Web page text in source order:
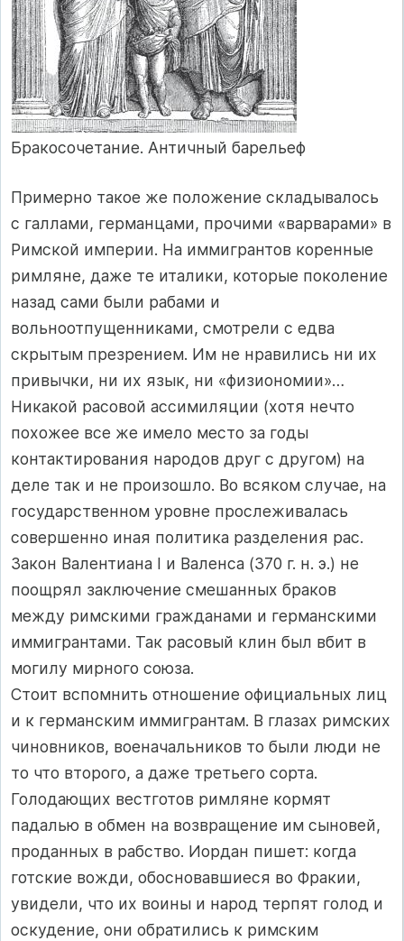
Бракосочетание. Античный барельеф
Примерно такое же положение складывалось
с галлами, германцами, прочими «варварами» в
Римской империи. На иммигрантов коренные
римляне, даже те италики, которые поколение
назад сами были рабами и
вольноотпущенниками, смотрели с едва
скрытым презрением. Им не нравились ни их
привычки, ни их язык, ни «физиономии»…
Никакой расовой ассимиляции (хотя нечто
похожее все же имело место за годы
контактирования народов друг с другом) на
деле так и не произошло. Во всяком случае, на
государственном уровне прослеживалась
совершенно иная политика разделения рас.
Закон Валентиана I и Валенса (370 г. н. э.) не
поощрял заключение смешанных браков
между римскими гражданами и германскими
иммигрантами. Так расовый клин был вбит в
могилу мирного союза.
Стоит вспомнить отношение официальных лиц
и к германским иммигрантам. В глазах римских
чиновников, военачальников то были люди не
то что второго, а даже третьего сорта.
Голодающих вестготов римляне кормят
падалью в обмен на возвращение им сыновей,
проданных в рабство. Иордан пишет: когда
готские вожди, обосновавшиеся во Фракии,
увидели, что их воины и народ терпят голод и
оскудение, они обратились к римским